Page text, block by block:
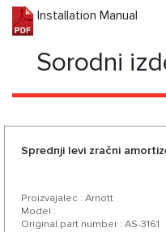
Installation Manual
Sorodni
Sprednji levi zračni
Proizvajalec : Arnott
Model :
Original part number : AS-3161